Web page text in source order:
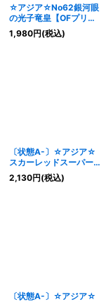
☆アジア☆No62銀河眼
の光子竜皇【OFプリズ
マティックシークレッ
ト】{アジアLOSP-
1,980円(税込)
〔状態A-〕☆アジア☆
スカーレッドスーパーノ
ヴァドラゴン【OFプリ
ズマティックシークレッ
2,130円(税込)
〔状態A-〕☆アジア☆